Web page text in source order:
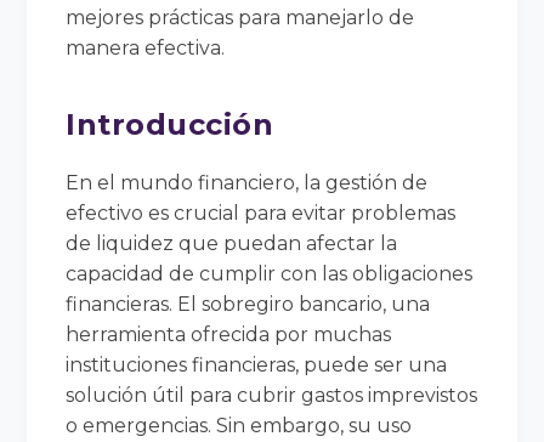
mejores prácticas para manejarlo de
manera efectiva.
Introducción
En el mundo financiero, la gestión de
efectivo es crucial para evitar problemas
de liquidez que puedan afectar la
capacidad de cumplir con las obligaciones
financieras. El sobregiro bancario, una
herramienta ofrecida por muchas
instituciones financieras, puede ser una
solución útil para cubrir gastos imprevistos
o emergencias. Sin embargo, su uso